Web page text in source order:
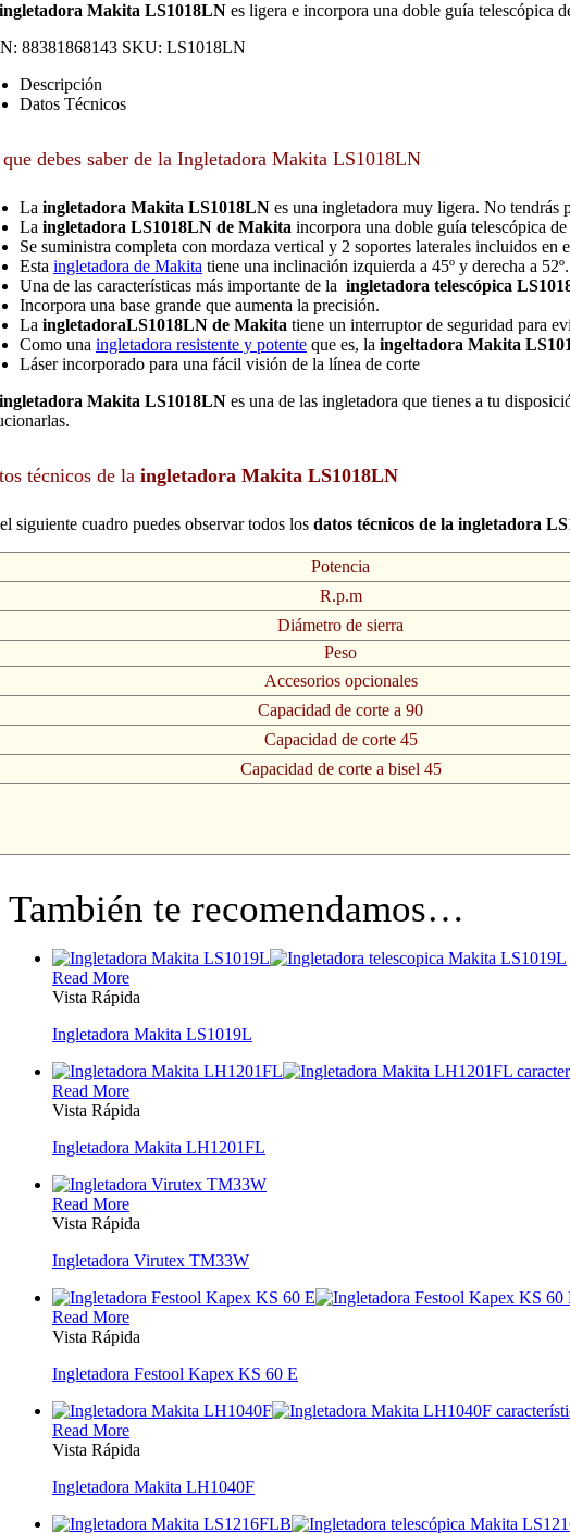
ingletadora Makita LS1018LN es ligera e incorpora una doble guía telescópica
88381868143 SKU: LS1018LN
Descripción
Datos Técnicos
debes saber de la Ingletadora Makita LS1018LN
La ingletadora Makita LS1018LN es una ingletadora muy ligera. No tendrás
La ingletadora LS1018LN de Makita incorpora una doble guía telescópica
Se suministra completa con mordaza vertical y 2 soportes laterales incluidos en
Esta ingletadora de Makita tiene una inclinación izquierda a 45º y derecha a 52º.
Una de las características más importante de la ingletadora telescópica
Incorpora una base grande que aumenta la precisión.
La ingletadoraLS1018LN de Makita tiene un interruptor de seguridad para
Como una ingletadora resistente y potente que es, la ingeltadora Makita
Láser incorporado para una fácil visión de la línea de corte
ingletadora Makita LS1018LN es una de las ingletadora que tienes a tu
técnicos de la ingletadora Makita LS1018LN
siguiente cuadro puedes observar todos los datos técnicos de la ingletadora
Potencia
R.p.m
Diámetro de sierra
Peso
Accesorios opcionales
Capacidad de corte a 90
Capacidad de corte 45
Capacidad de corte a bisel 45
También te recomendamos…
Read More
Vista Rápida
Ingletadora Makita LS1019L
Read More
Vista Rápida
Ingletadora Makita LH1201FL
Read More
Vista Rápida
Ingletadora Virutex TM33W
Read More
Vista Rápida
Ingletadora Festool Kapex KS 60 E
Read More
Vista Rápida
Ingletadora Makita LH1040F